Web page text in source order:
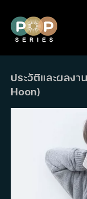
content
ประวัติและผลง
Hoon)